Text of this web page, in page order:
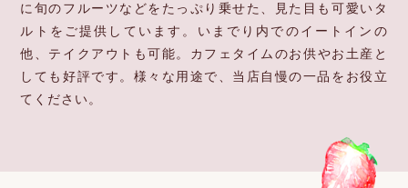
に旬のフルーツなどをたっぷり乗せた、見た目も可愛いタ
ルトをご提供しています。 いまでり内でのイートインの
他、テイクアウトも可能。 カフェタイムのお供やお土産と
しても好評です。 様々な用途で、当店自慢の一品をお役立
てください。